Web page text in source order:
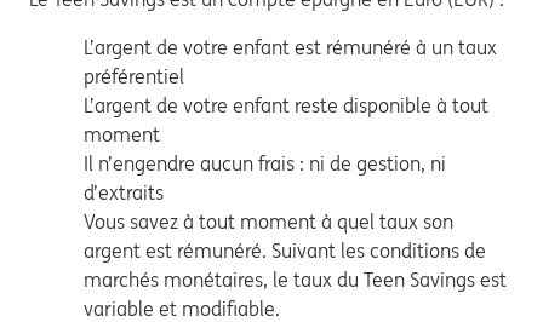
L’argent de votre enfant est rémunéré à un taux
préférentiel
L’argent de votre enfant reste disponible à tout
moment
Il n’engendre aucun frais : ni de gestion, ni
d’extraits
Vous savez à tout moment à quel taux son
argent est rémunéré. Suivant les conditions de
marchés monétaires, le taux du Teen Savings est
variable et modifiable.